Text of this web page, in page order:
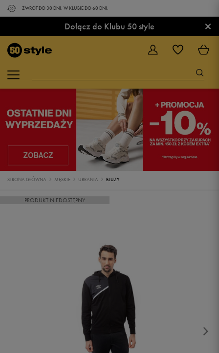
ZWROT DO 30 DNI. W KLUBIE DO 60 DNI.
Dołącz do Klubu 50 style ×
STRONA GŁÓWNA MĘSKIE UBRANIA BLUZY
PRODUKT NIEDOSTĘPNY